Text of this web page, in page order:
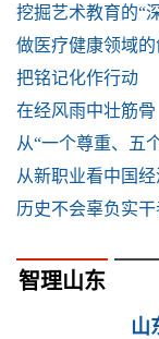
挖掘艺术教育的“
做医疗健康领域
把铭记化作行动
​在经风雨中壮筋骨
从“一个尊重、五
从新职业看中国
历史不会辜负实干
智理山东
山